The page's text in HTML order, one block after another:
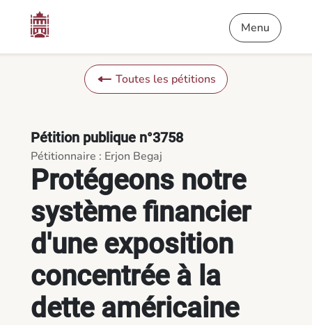
Protégeons notre système financier d'une exposition
Menu
Toutes les pétitions
Protégeons notre
système financier
d'une exposition
concentrée à la
dette américaine
Pétition publique n°3758
Pétitionnaire : Erjon Begaj